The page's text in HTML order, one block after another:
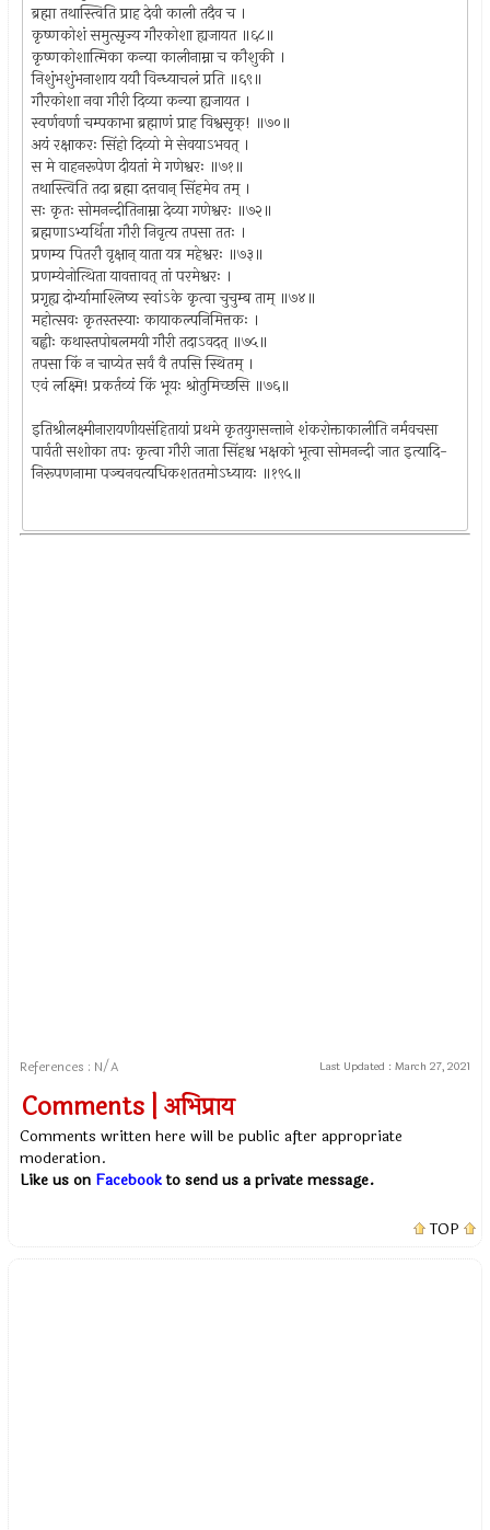
ब्रह्मा तथास्त्विति प्राह देवी काली तदैव च ।
कृष्णकोशं समुत्सृज्य गौरकोशा ह्यजायत ॥६८॥
कृष्णकोशात्मिका कन्या कालीनाम्ना च कौशुकी ।
निशुंभशुंभनाशाय ययौ विन्ध्याचलं प्रति ॥६९॥
गौरकोशा नवा गौरी दिव्या कन्या ह्यजायत ।
स्वर्णवर्णा चम्पकाभा ब्रह्माणं प्राह विश्वसृक्! ॥७०॥
अयं रक्षाकरः सिंहो दिव्यो मे सेवयाऽभवत् ।
स मे वाहनरूपेण दीयतां मे गणेश्वरः ॥७१॥
तथास्त्विति तदा ब्रह्मा दत्तवान् सिंहमेव तम् ।
सः कृतः सोमनन्दीतिनाम्ना देव्या गणेश्वरः ॥७२॥
ब्रह्मणाऽभ्यर्थिता गौरी निवृत्य तपसा ततः ।
प्रणम्य पितरौ वृक्षान् याता यत्र महेश्वरः ॥७३॥
प्रणम्येनोत्थिता यावत्तावत् तां परमेश्वरः ।
प्रगृह्य दोर्भ्यामाश्लिष्य स्वांऽके कृत्वा चुचुम्ब ताम् ॥७४॥
महोत्सवः कृतस्तस्याः कायाकल्पनिमित्तकः ।
बह्वीः कथास्तपोबलमयी गौरी तदाऽवदत् ॥७५॥
तपसा किं न चाप्येत सर्वं वै तपसि स्थितम् ।
एवं लक्ष्मि! प्रकर्तव्यं किं भूयः श्रोतुमिच्छसि ॥७६॥
इतिश्रीलक्ष्मीनारायणीयसंहितायां प्रथमे कृतयुगसन्ताने शंकरोक्ताकालीति नर्मवचसा
पार्वती सशोका तपः कृत्वा गौरी जाता सिंहश्च भक्षको भूत्वा सोमनन्दी जात इत्यादि-
निरूपणनामा पञ्चनवत्यधिकशततमोऽध्यायः ॥१९५॥
References : N/A Last Updated : March 27, 2021
Comments | अभिप्राय
Comments written here will be public after appropriate
moderation.
Like us on Facebookto send us a private message.
TOP